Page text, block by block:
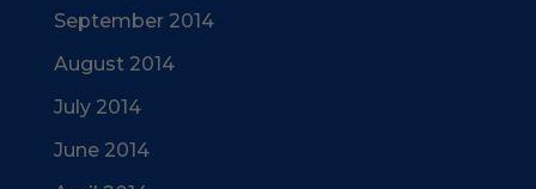
September 2014
August 2014
July 2014
June 2014